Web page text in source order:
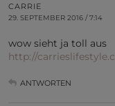
CARRIE
29. SEPTEMBER 2016 / 7:14
wow sieht ja toll aus
http://
ANTWORTEN